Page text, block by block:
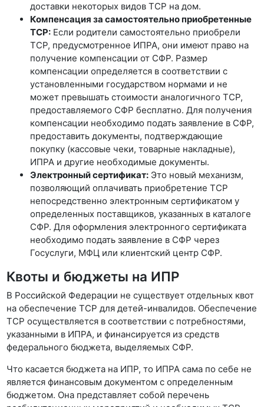
доставки некоторых видов ТСР на дом.
Компенсация за самостоятельно приобретенные
ТСР: Если родители самостоятельно приобрели
ТСР, предусмотренное ИПРА, они имеют право на
получение компенсации от СФР. Размер
компенсации определяется в соответствии с
установленными государством нормами и не
может превышать стоимости аналогичного ТСР,
предоставляемого СФР бесплатно. Для получения
компенсации необходимо подать заявление в СФР,
предоставить документы, подтверждающие
покупку (кассовые чеки, товарные накладные),
ИПРА и другие необходимые документы.
Электронный сертификат: Это новый механизм,
позволяющий оплачивать приобретение ТСР
непосредственно электронным сертификатом у
определенных поставщиков, указанных в каталоге
СФР. Для оформления электронного сертификата
необходимо подать заявление в СФР через
Госуслуги, МФЦ или клиентский центр СФР.
Квоты и бюджеты на ИПР
В Российской Федерации не существует отдельных квот
на обеспечение ТСР для детей-инвалидов. Обеспечение
ТСР осуществляется в соответствии с потребностями,
указанными в ИПРА, и финансируется из средств
федерального бюджета, выделяемых СФР.
Что касается бюджета на ИПР, то ИПРА сама по себе не
является финансовым документом с определенным
бюджетом. Она представляет собой перечень